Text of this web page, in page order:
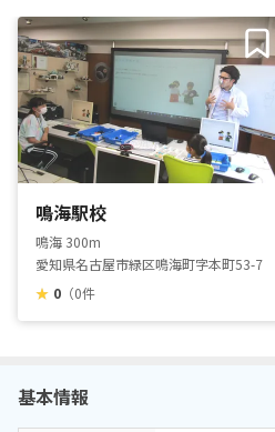
鳴海駅校
鳴海 300m
愛知県名古屋市緑区鳴海町字本町53-7
★ 0 （0件
基本情報